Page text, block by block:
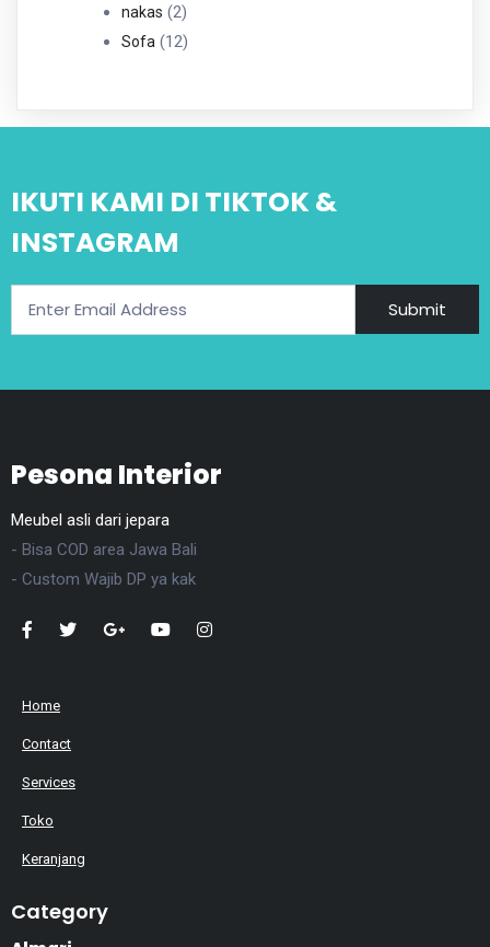
nakas 22
Produk
Sofa 1212
IKUTI KAMI DI TIKTOK &
INSTAGRAM
Submit
Pesona Interior
Meubel asli dari jepara
- Bisa COD area Jawa Bali
- Custom Wajib DP ya kak
Home
Contact
Services
Toko
Keranjang
Category